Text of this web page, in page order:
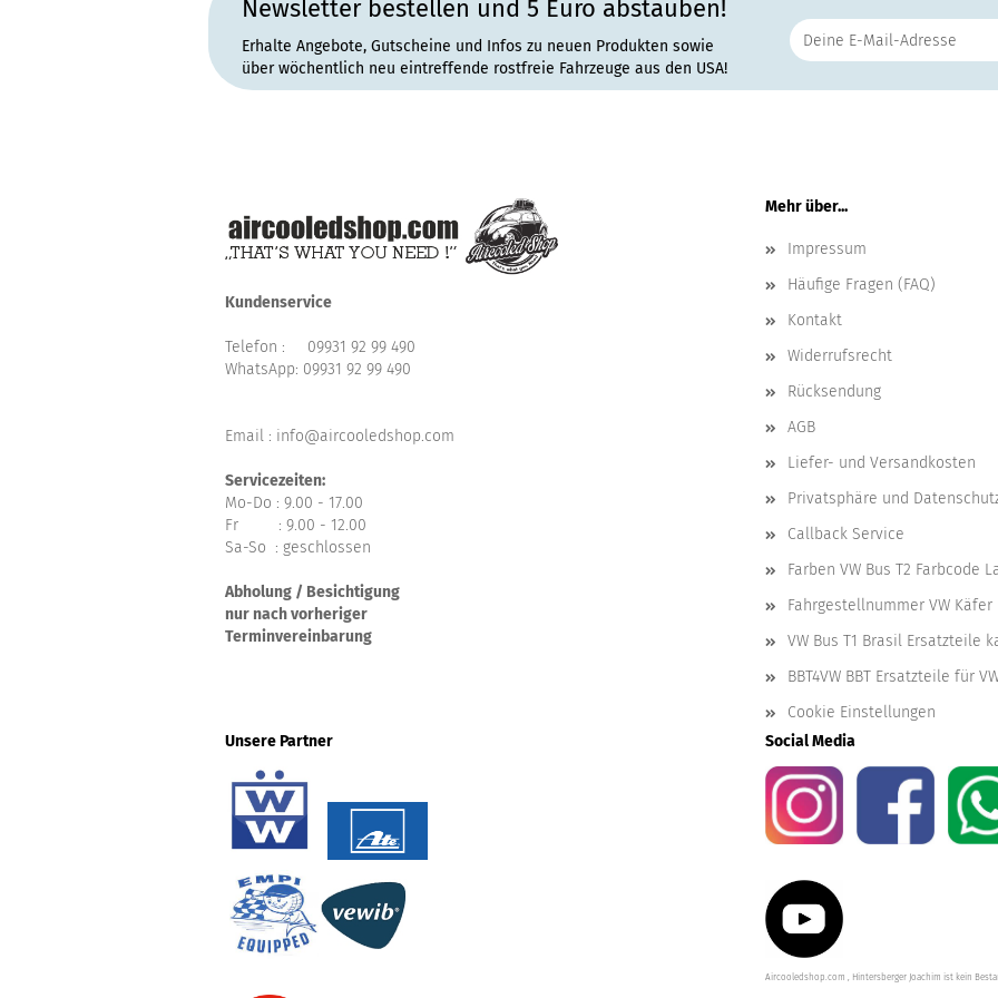
Newsletter bestellen und 5 Euro abstauben!
Erhalte Angebote, Gutscheine und Infos zu neuen Produkten sowie
über wöchentlich neu eintreffende rostfreie Fahrzeuge aus den USA!
Kundenservice
Telefon : 09931 92 99 490
WhatsApp: 09931 92 99 490
Email : info@aircooledshop.com
Servicezeiten:
Mo-Do : 9.00 - 17.00
Fr : 9.00 - 12.00
Sa-So : geschlossen
Abholung / Besichtigung
nur nach vorheriger
Terminvereinbarung
Mehr über...
Impressum
Häufige Fragen (FAQ)
Kontakt
Widerrufsrecht
Rücksendung
AGB
Liefer- und Versandkosten
Privatsphäre und
Callback Service
Farben VW Bus T2 Farbcode
Fahrgestellnummer VW Käfer
VW Bus T1 Brasil Ersatzteile
BBT4VW BBT Ersatzteile für
Cookie Einstellungen
Unsere Partner
Social Media
Aircooledshop.com , Hintersberger Joachim ist kein